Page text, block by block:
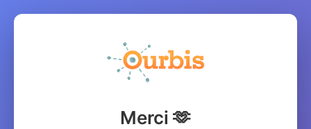
Merci 🫶